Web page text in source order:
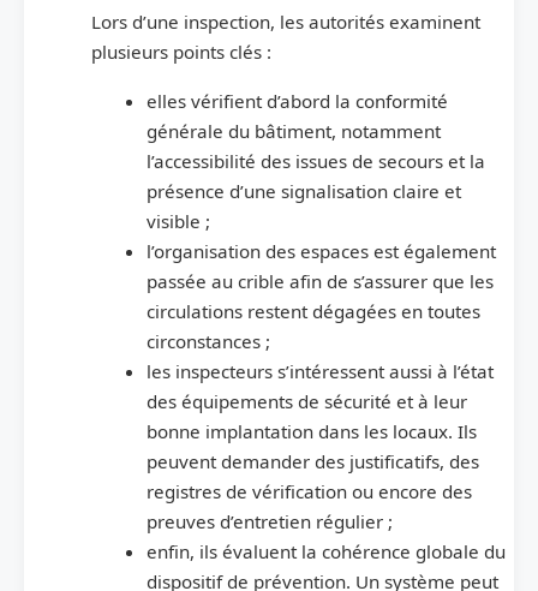
Lors d’une inspection, les autorités examinent
plusieurs points clés :
elles vérifient d’abord la conformité
générale du bâtiment, notamment
l’accessibilité des issues de secours et la
présence d’une signalisation claire et
visible ;
l’organisation des espaces est également
passée au crible afin de s’assurer que les
circulations restent dégagées en toutes
circonstances ;
les inspecteurs s’intéressent aussi à l’état
des équipements de sécurité et à leur
bonne implantation dans les locaux. Ils
peuvent demander des justificatifs, des
registres de vérification ou encore des
preuves d’entretien régulier ;
enfin, ils évaluent la cohérence globale du
dispositif de prévention. Un système peut